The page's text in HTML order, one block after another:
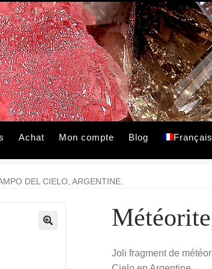
Achat Mon compte Blog Français
DEL CIELO, ARGENTINE.
Joli fragment de